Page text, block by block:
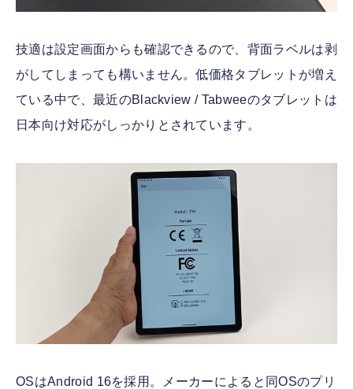
技適は設定画面からも確認できるので、背面ラベルは剥
がしてしまっても構いません。低価格タブレットが増え
ている中で、最近のBlackview / Tabweeのタブレットは
日本向け対応がしっかりとされています。
OSはAndroid 16を採用。メーカーによると同OSのプリ